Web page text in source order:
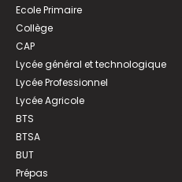
Ecole Primaire
Collège
CAP
Lycée général et technologique
Lycée Professionnel
Lycée Agricole
BTS
BTSA
BUT
Prépas